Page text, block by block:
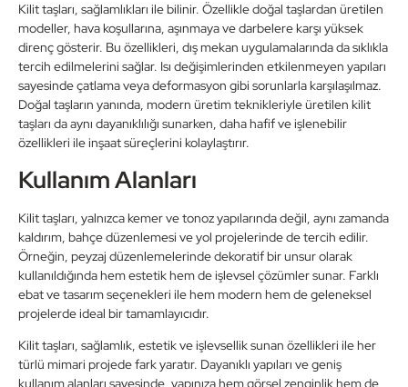
Kilit taşları, sağlamlıkları ile bilinir. Özellikle doğal taşlardan üretilen
modeller, hava koşullarına, aşınmaya ve darbelere karşı yüksek
direnç gösterir. Bu özellikleri, dış mekan uygulamalarında da sıklıkla
tercih edilmelerini sağlar. Isı değişimlerinden etkilenmeyen yapıları
sayesinde çatlama veya deformasyon gibi sorunlarla karşılaşılmaz.
Doğal taşların yanında, modern üretim teknikleriyle üretilen kilit
taşları da aynı dayanıklılığı sunarken, daha hafif ve işlenebilir
özellikleri ile inşaat süreçlerini kolaylaştırır.
Kullanım Alanları
Kilit taşları, yalnızca kemer ve tonoz yapılarında değil, aynı zamanda
kaldırım, bahçe düzenlemesi ve yol projelerinde de tercih edilir.
Örneğin, peyzaj düzenlemelerinde dekoratif bir unsur olarak
kullanıldığında hem estetik hem de işlevsel çözümler sunar. Farklı
ebat ve tasarım seçenekleri ile hem modern hem de geleneksel
projelerde ideal bir tamamlayıcıdır.
Kilit taşları, sağlamlık, estetik ve işlevsellik sunan özellikleri ile her
türlü mimari projede fark yaratır. Dayanıklı yapıları ve geniş
kullanım alanları sayesinde, yapınıza hem görsel zenginlik hem de